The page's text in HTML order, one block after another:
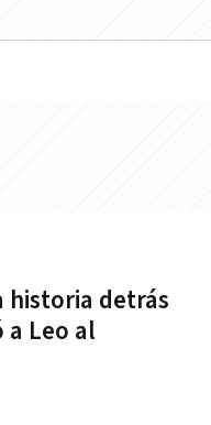
historia detrás
Leo al